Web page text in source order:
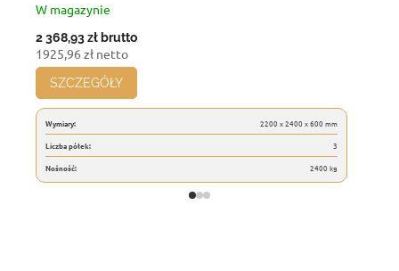
W magazynie
2 368,93 zł brutto
1925,96 zł netto
SZCZEGÓŁY
Wymiary:
2200 x 2400 x 600 mm
Liczba półek:
3
Nośność:
2400 kg